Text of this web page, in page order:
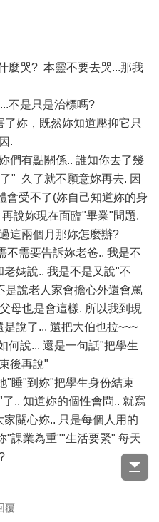
麼哭? 本靈不要去哭...那我
不是只是治標嗎?
妳，既然妳知道壓抑它只
.
們有點關係.. 誰知你去了幾
" 久了就不願意妳再去. 因
會受不了(妳自己知道妳的身
說妳現在面臨"畢業"問題.
這兩個月那妳怎麼辦?
不需要告訴妳老爸.. 我是不
媽說.. 我是不是又說"不
是說老人家會擔心外還會罵
母也是會這樣. 所以我到現
說了... 還把大伯也拉~~~
何說... 還是一句話"把學生
後再說"
"睡"到妳"把學生身份結束
.. 知道妳的個性會問.. 就寫
關心妳.. 只是每個人用的
"課業為重""生活要緊" 每天
溝烤挖，這段做眨泥囉！
覆